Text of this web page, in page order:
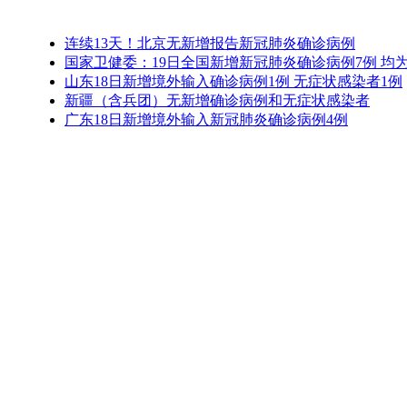
连续13天！北京无新增报告新冠肺炎确诊病例
国家卫健委：19日全国新增新冠肺炎确诊病例7例 均
山东18日新增境外输入确诊病例1例 无症状感染者1例
新疆（含兵团）无新增确诊病例和无症状感染者
广东18日新增境外输入新冠肺炎确诊病例4例